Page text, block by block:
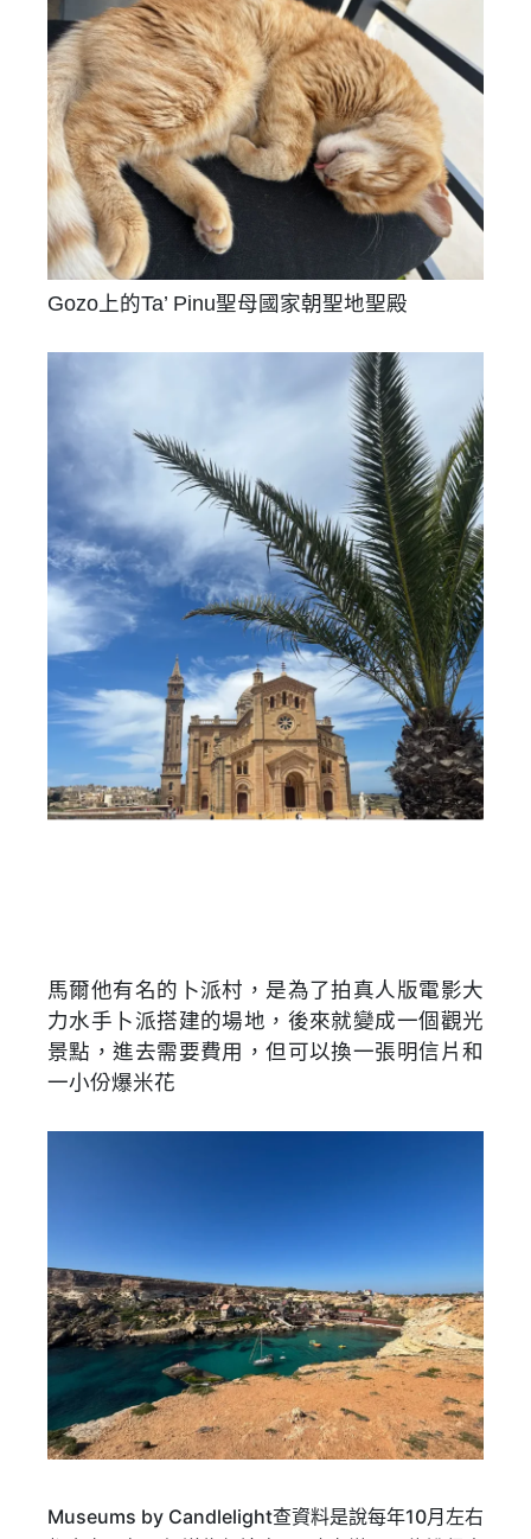
Gozo上的Ta’ Pinu聖母國家朝聖地聖殿
馬爾他有名的卜派村，是為了拍真人版電影大
力水手卜派搭建的場地，後來就變成一個觀光
景點，進去需要費用，但可以換一張明信片和
一小份爆米花
Museums by Candlelight查資料是說每年10月左右